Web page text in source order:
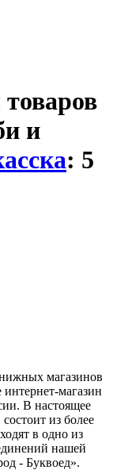
и
: 5
магазинов
магазин
В настоящее
из более
в одно из
нашей
- Буквоед».